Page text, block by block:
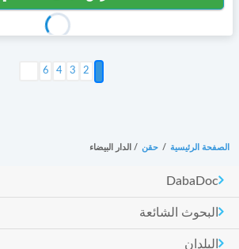
2
3
4
6التالي >
الصفحة الرئيسية / حقن / الدار البيضاء
DabaDoc
البحوث الشائعة
البلدان